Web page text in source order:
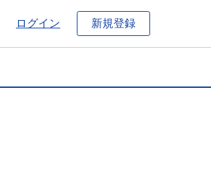
ログイン 新規登録